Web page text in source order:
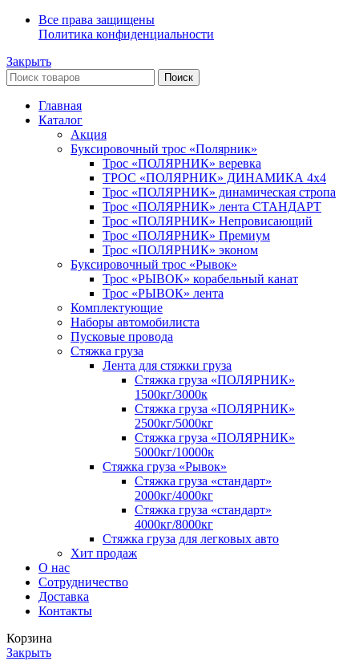
Все права защищены
Политика конфиденциальности
Закрыть
Поиск
Главная
Каталог
Акция
Буксировочный трос «Полярник»
Трос «ПОЛЯРНИК» веревка
ТРОС «ПОЛЯРНИК» ДИНАМИКА 4х4
Трос «ПОЛЯРНИК» динамическая стропа
Трос «ПОЛЯРНИК» лента СТАНДАРТ
Трос «ПОЛЯРНИК» Непровисающий
Трос «ПОЛЯРНИК» Премиум
Трос «ПОЛЯРНИК» эконом
Буксировочный трос «Рывок»
Трос «РЫВОК» корабельный канат
Трос «РЫВОК» лента
Комплектующие
Наборы автомобилиста
Пусковые провода
Стяжка груза
Лента для стяжки груза
Стяжка груза «ПОЛЯРНИК»
1500кг/3000к
Стяжка груза «ПОЛЯРНИК»
2500кг/5000кг
Стяжка груза «ПОЛЯРНИК»
5000кг/10000к
Стяжка груза «Рывок»
Стяжка груза «стандарт»
2000кг/4000кг
Стяжка груза «стандарт»
4000кг/8000кг
Стяжка груза для легковых авто
Хит продаж
О нас
Сотрудничество
Доставка
Контакты
Корзина
Закрыть